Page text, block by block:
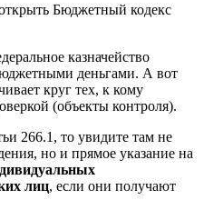
Бюджетный кодекс
казначейство
деньгами. А вот
круг тех, к кому
(объекты контроля).
266.1, то увидите там не
но и прямое указание на
лиц, если они получают